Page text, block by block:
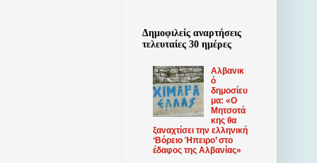
Δημοφιλείς αναρτήσεις
τελευταίες 30 ημέρες
Αλβανικ
ό
δημοσίευ
μα: «Ο
Μητσοτά
κης θα
ξαναχτίσει την ελληνική
‘Βόρειο Ήπειρο’ στο
έδαφος της Αλβανίας»